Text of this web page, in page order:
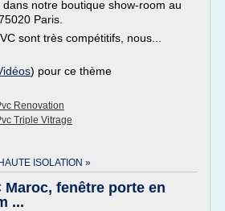
notre boutique show-room au
Paris.
sont très compétitifs, nous...
) pour ce thème
Renovation
Triple Vitrage
ISOLATION »
Maroc, fenêtre porte en
...